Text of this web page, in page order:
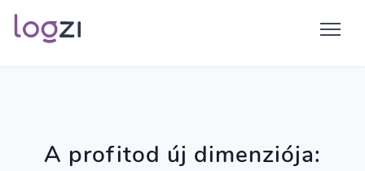
A profitod új dimenziója: